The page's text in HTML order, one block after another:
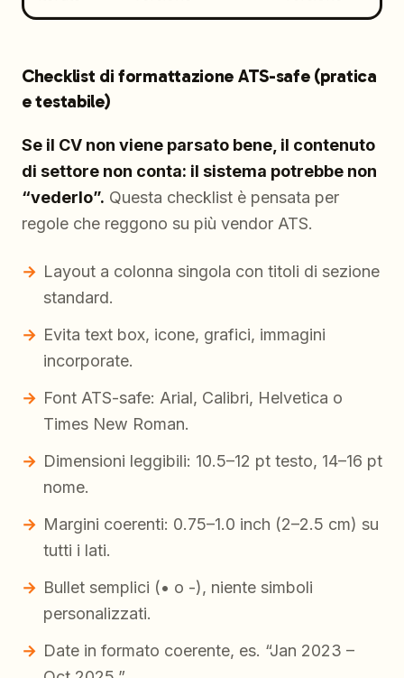
Checklist di formattazione ATS-safe (pratica
e testabile)
Se il CV non viene parsato bene, il contenuto
di settore non conta: il sistema potrebbe non
“vederlo”. Questa checklist è pensata per
regole che reggono su più vendor ATS.
Layout a colonna singola con titoli di sezione
standard.
Evita text box, icone, grafici, immagini
incorporate.
Font ATS-safe: Arial, Calibri, Helvetica o
Times New Roman.
Dimensioni leggibili: 10.5–12 pt testo, 14–16 pt
nome.
Margini coerenti: 0.75–1.0 inch (2–2.5 cm) su
tutti i lati.
Bullet semplici (• o -), niente simboli
personalizzati.
Date in formato coerente, es. “Jan 2023 –